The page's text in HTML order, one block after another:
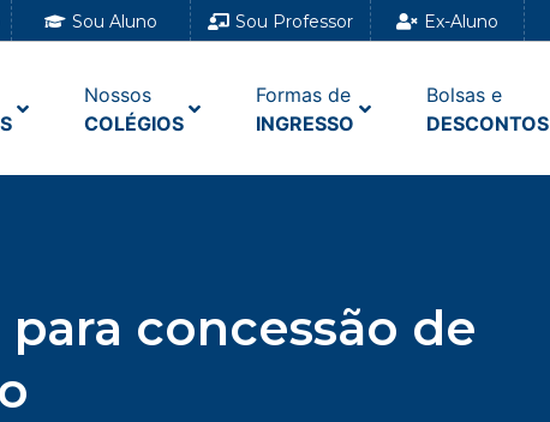
Sou Aluno Sou Professor Ex-Aluno
Nossos
COLÉGIOS
Formas de
INGRESSO
Bolsas e
DESCONTOS
concessão de